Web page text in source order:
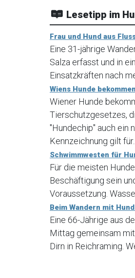
Lesetipp im
Frau und Hund aus
Eine 31-jährige
Salza erfasst und in
Einsatzkräften nach
Wiens Hunde
Wiener Hunde
Tierschutzgesetzes,
"Hundechip" auch ein
Kennzeichnung gilt für...
Schwimmwesten für
Für die meisten
Beschäftigung sein
Voraussetzung.
Beim Wandern mit
Eine 66-Jährige aus
Mittag gemeinsam
Dirn in Reichraming.